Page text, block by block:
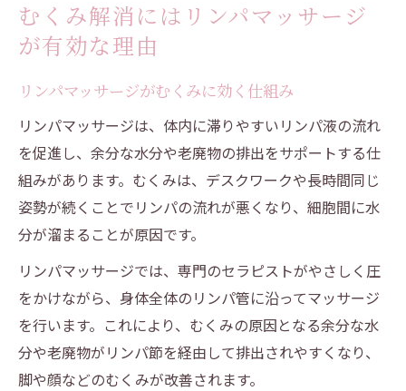
むくみ解消にはリンパマッサージ
が有効な理由
リンパマッサージがむくみに効く仕組み
リンパマッサージは、体内に滞りやすいリンパ液の流れ
を促進し、余分な水分や老廃物の排出をサポートする仕
組みがあります。むくみは、デスクワークや長時間同じ
姿勢が続くことでリンパの流れが悪くなり、細胞間に水
分が溜まることが原因です。
リンパマッサージでは、専門のセラピストがやさしく圧
をかけながら、身体全体のリンパ管に沿ってマッサージ
を行います。これにより、むくみの原因となる余分な水
分や老廃物がリンパ節を経由して排出されやすくなり、
脚や顔などのむくみが改善されます。